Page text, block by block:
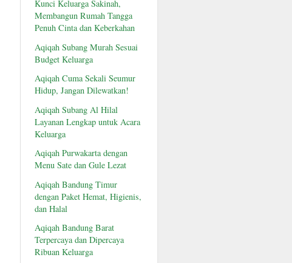
Kunci Keluarga Sakinah,
Membangun Rumah Tangga
Penuh Cinta dan Keberkahan
Aqiqah Subang Murah Sesuai
Budget Keluarga
Aqiqah Cuma Sekali Seumur
Hidup, Jangan Dilewatkan!
Aqiqah Subang Al Hilal
Layanan Lengkap untuk Acara
Keluarga
Aqiqah Purwakarta dengan
Menu Sate dan Gule Lezat
Aqiqah Bandung Timur
dengan Paket Hemat, Higienis,
dan Halal
Aqiqah Bandung Barat
Terpercaya dan Dipercaya
Ribuan Keluarga